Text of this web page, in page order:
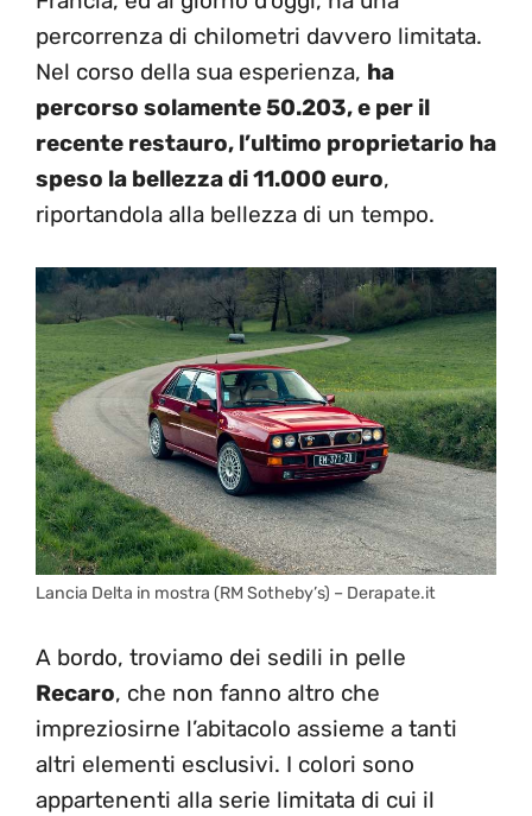
percorrenza di chilometri davvero limitata.
Nel corso della sua esperienza, ha
percorso solamente 50.203, e per il
recente restauro, l’ultimo proprietario ha
speso la bellezza di 11.000 euro,
riportandola alla bellezza di un tempo.
Lancia Delta in mostra (RM Sotheby’s) – Derapate.it
A bordo, troviamo dei sedili in pelle
Recaro, che non fanno altro che
impreziosirne l’abitacolo assieme a tanti
altri elementi esclusivi. I colori sono
appartenenti alla serie limitata di cui il